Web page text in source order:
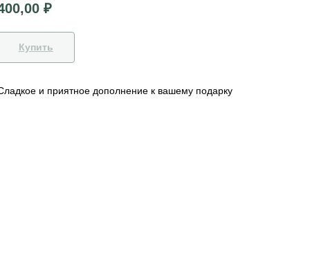
₽
Купить
и приятное дополнение к вашему подарку